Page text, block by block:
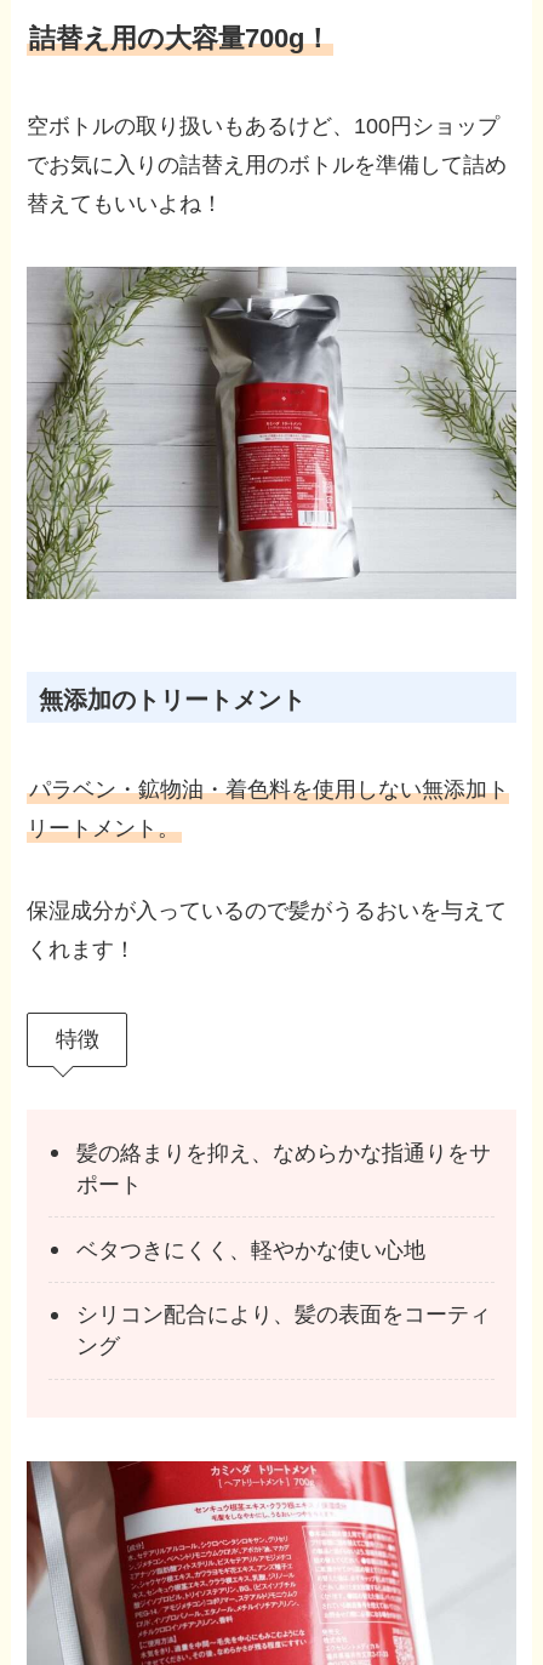
詰替え用の大容量700g！
空ボトルの取り扱いもあるけど、100円ショップ
でお気に入りの詰替え用のボトルを準備して詰め
替えてもいいよね！
無添加のトリートメント
パラベン・鉱物油・着色料を使用しない無添加ト
リートメント。
保湿成分が入っているので髪がうるおいを与えて
くれます！
特徴
髪の絡まりを抑え、なめらかな指通りをサ
ポート
ベタつきにくく、軽やかな使い心地
シリコン配合により、髪の表面をコーティ
ング